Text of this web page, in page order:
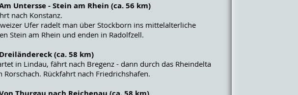
Untersse - Stein am Rhein (ca. 56 km)
nach Konstanz.
Ufer radelt man über Stockborn ins mittelalterliche
Stein am Rhein und enden in Radolfzell.
(ca. 58 km)
in Lindau, fährt nach Bregenz - dann durch das Rheindelta
Rorschach. Rückfahrt nach Friedrichshafen.